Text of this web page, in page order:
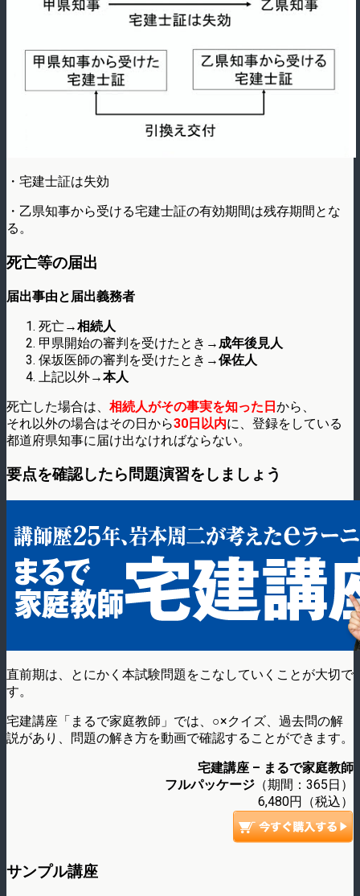
・宅建士証は失効
・乙県知事から受ける宅建士証の有効期間は残存期間とな
る。
死亡等の届出
届出事由と届出義務者
死亡→相続人
甲県開始の審判を受けたとき→ 成年後見人
保坂医師の審判を受けたとき→保佐人
上記以外→本人
死亡した場合は、 相続人がその事実を知った日から、
それ以外の場合はその日から30日以内に、登録をしている
都道府県知事に届け出なければならない。
要点を確認したら問題演習をしましょう
直前期は、とにかく本試験問題をこなしていくことが大切で
す。
宅建講座「まるで家庭教師」では、○×クイズ、過去問の解
説があり、問題の解き方を動画で確認することができます。
宅建講座 – まるで家庭教師
フルパッケージ （期間：365日）
6,480円（税込）
サンプル講座